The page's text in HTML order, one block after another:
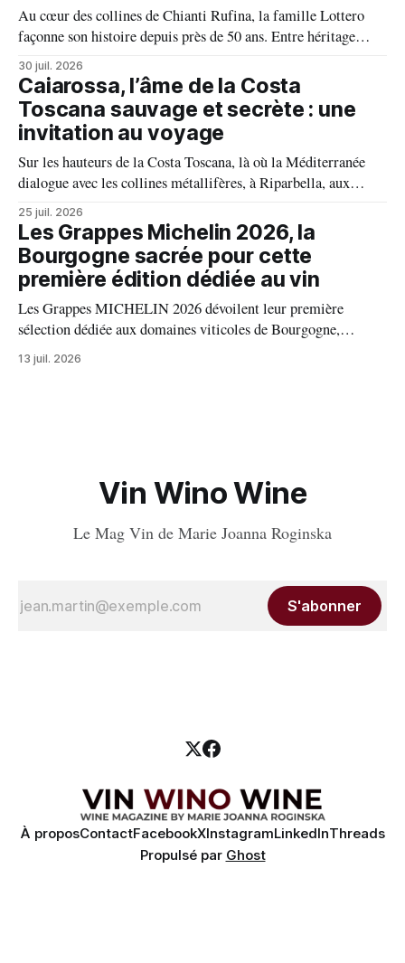
Au cœur des collines de Chianti Rufina, la famille Lottero
façonne son histoire depuis près de 50 ans. Entre héritage
familial, exigence viticole et profond respect du terroir, le
domaine incarne une vision authentique du vin, où chaque
millésime raconte une terre, une passion et un art de vivre.
30 juil. 2026
Caiarossa, l’âme de la Costa
Toscana sauvage et secrète : une
invitation au voyage
Sur les hauteurs de la Costa Toscana, là où la Méditerranée
dialogue avec les collines métallifères, à Riparbella, aux
portes de Bolgheri, Caiarossa cultive une autre idée du grand
vin, celle d'un équilibre vivant entre la terre, les cépages et le
temps.
25 juil. 2026
Les Grappes Michelin 2026, la
Bourgogne sacrée pour cette
première édition dédiée au vin
Les Grappes MICHELIN 2026 dévoilent leur première
sélection dédiée aux domaines viticoles de Bourgogne,
distinguant 94 propriétés pour l’excellence de leurs vins. Au
palmarès : 9 domaines reçoivent trois grappes, 20 deux
13 juil. 2026
Vin Wino Wine
Le Mag Vin de Marie Joanna Roginska
S'abonner
À proposContactFacebookXInstagramLinkedInThreads
Propulsé par Ghost